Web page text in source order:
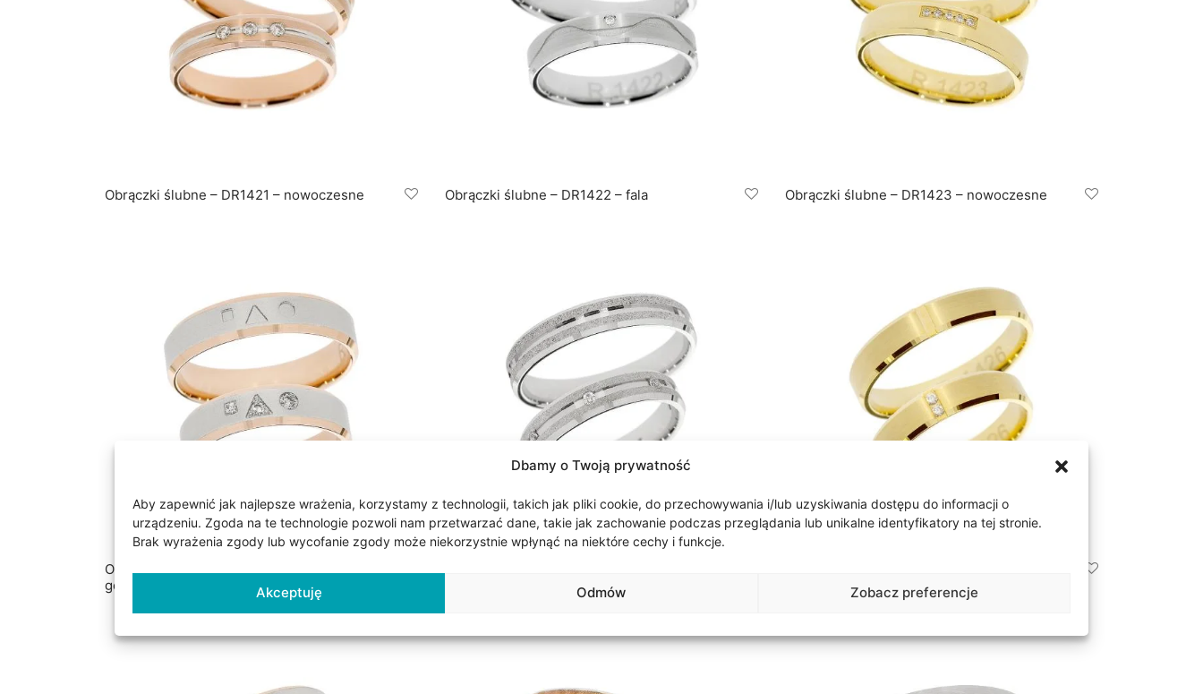
Dbamy o Twoją prywatność
Aby zapewnić jak najlepsze wrażenia, korzystamy z technologii, takich jak pliki cookie, do przechowywania i/lub uzyskiwania dostępu do informacji o
urządzeniu. Zgoda na te technologie pozwoli nam przetwarzać dane, takie jak zachowanie podczas przeglądania lub unikalne identyfikatory na tej stronie.
Brak wyrażenia zgody lub wycofanie zgody może niekorzystnie wpłynąć na niektóre cechy i funkcje.
Akceptuję Odmów Zobacz preferencje
Obrączki ślubne – DR1421 – nowoczesne Obrączki ślubne – DR1422 – fala Obrączki ślubne – DR1423 – nowoczesne
Obrączki ślubne – DR1424 – figury
geometryczne